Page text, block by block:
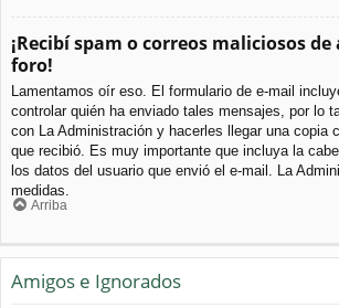
¡Recibí spam o correos maliciosos
foro!
Lamentamos oír eso. El formulario de e-mail
controlar quién ha enviado tales mensajes, por lo
con La Administración y hacerles llegar una copia
que recibió. Es muy importante que incluya la
los datos del usuario que envió el e-mail. La
medidas.
Arriba
Amigos e Ignorados